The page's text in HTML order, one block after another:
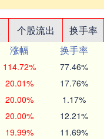
个股流出
换手率
涨幅
换手率
114.72% 77.46%
20.01% 17.76%
20.00% 1.17%
20.00% 12.21%
19.99% 11.69%